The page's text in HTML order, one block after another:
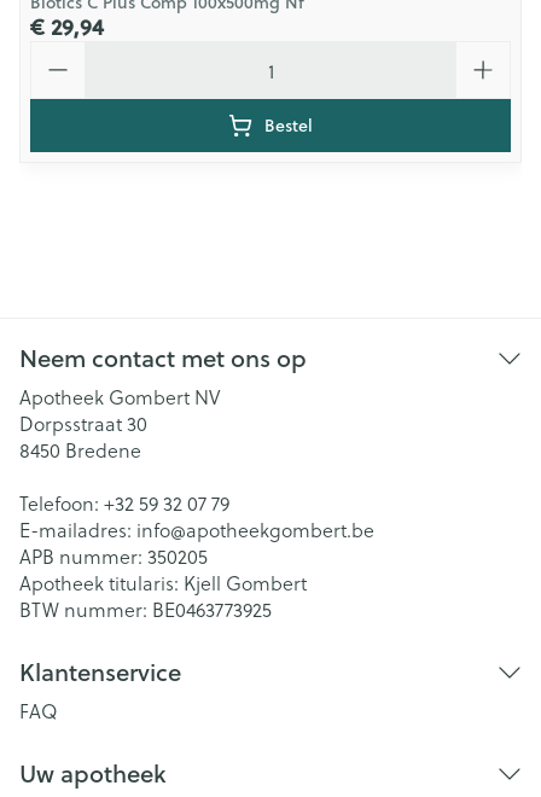
€ 29,94
Bestel
Neem contact met ons op
Apotheek Gombert NV
Dorpsstraat 30
8450 Bredene
Telefoon: +32 59 32 07 79
E-mailadres: info@apotheekgombert.be
APB nummer: 350205
Apotheek titularis: Kjell Gombert
BTW nummer: BE0463773925
Klantenservice
FAQ
Uw apotheek